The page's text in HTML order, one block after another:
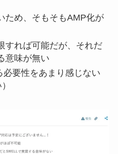
ため、そもそもAMP化が
すれば可能だが、それだ
意味が無い
要性をあまり感じない